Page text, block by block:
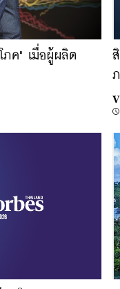
ภค" เมื่อผู้ผลิต